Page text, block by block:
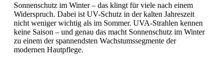
Sonnenschutz im Winter – das klingt für viele nach einem
Widerspruch. Dabei ist UV-Schutz in der kalten Jahreszeit
nicht weniger wichtig als im Sommer. UVA-Strahlen kennen
keine Saison – und genau das macht Sonnenschutz im Winter
zu einem der spannendsten Wachstumssegmente der
modernen Hautpflege.